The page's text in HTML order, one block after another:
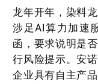
龙年开年，染料
涉足AI算力加速
函，要求说明是
行风险提示。安
企业具有自主产